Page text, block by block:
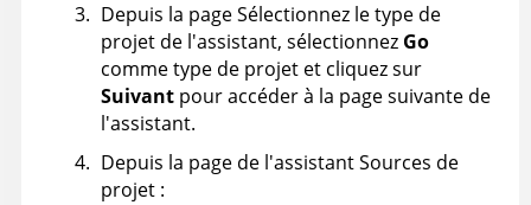
Depuis la page Sélectionnez le type de
projet de l'assistant, sélectionnez Go
comme type de projet et cliquez sur
Suivant pour accéder à la page suivante de
l'assistant.
Depuis la page de l'assistant Sources de
projet :